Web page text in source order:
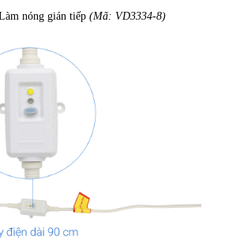
nóng gián tiếp (Mã: VD3334-8)